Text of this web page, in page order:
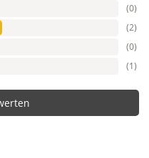
(0)
(2)
(0)
(1)